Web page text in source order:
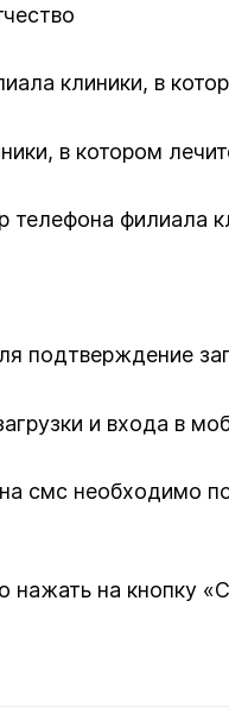
клиники, в
в котором
филиала
подтверждение
и входа в
смс необходимо
на кнопку